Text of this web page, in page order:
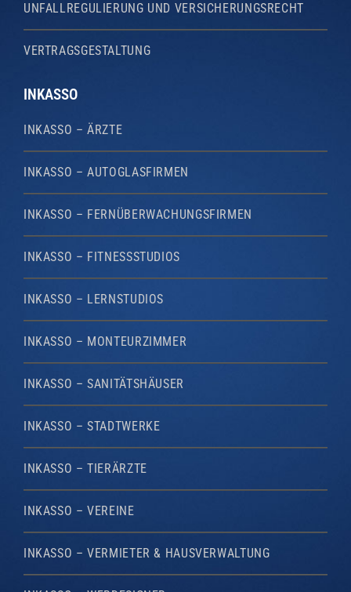
UNFALLREGULIERUNG UND VERSICHERUNGSRECHT
VERTRAGSGESTALTUNG
INKASSO
INKASSO – ÄRZTE
INKASSO – AUTOGLASFIRMEN
INKASSO – FERNÜBERWACHUNGSFIRMEN
INKASSO – FITNESSSTUDIOS
INKASSO – LERNSTUDIOS
INKASSO – MONTEURZIMMER
INKASSO – SANITÄTSHÄUSER
INKASSO – STADTWERKE
INKASSO – TIERÄRZTE
INKASSO – VEREINE
INKASSO – VERMIETER & HAUSVERWALTUNG